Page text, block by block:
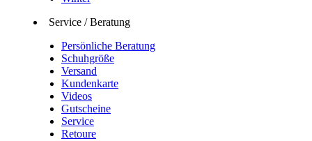
Service / Beratung
Persönliche Beratung
Schuhgröße
Versand
Kundenkarte
Videos
Gutscheine
Service
Retoure